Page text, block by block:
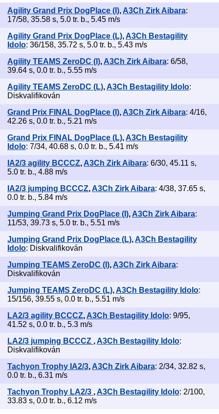
Agility Grand Prix DogPlace (I), A3Ch Zirk Aibara:
17/58, 35.58 s, 5.0 tr. b., 5.45 m/s
Agility Grand Prix DogPlace (L),A3Ch Bestagility
Idolo: 36/158, 35.72 s, 5.0 tr. b., 5.43 m/s
Agility TEAMS ZeroDC (I), A3Ch Zirk Aibara: 6/58,
39.64 s, 0.0 tr. b., 5.55 m/s
Agility TEAMS ZeroDC (L),A3Ch Bestagility Idolo:
Diskvalifikován
Grand Prix FINAL DogPlace (I), A3Ch Zirk Aibara: 4/16,
42.26 s, 0.0 tr. b., 5.21 m/s
Grand Prix FINAL DogPlace (L),A3Ch Bestagility
Idolo: 7/34, 40.68 s, 0.0 tr. b., 5.41 m/s
IA2/3 agility BCCCZ, A3Ch Zirk Aibara: 6/30, 45.11 s,
5.0 tr. b., 4.88 m/s
IA2/3 jumping BCCCZ,A3Ch Zirk Aibara: 4/38, 37.65 s,
0.0 tr. b., 5.84 m/s
Jumping Grand Prix DogPlace (I), A3Ch Zirk Aibara:
11/53, 39.73 s, 5.0 tr. b., 5.51 m/s
Jumping Grand Prix DogPlace (L),A3Ch Bestagility
Idolo: Diskvalifikován
Jumping TEAMS ZeroDC (I), A3Ch Zirk Aibara:
Diskvalifikován
Jumping TEAMS ZeroDC (L),A3Ch Bestagility Idolo:
15/156, 39.55 s, 0.0 tr. b., 5.51 m/s
LA2/3 agility BCCCZ, A3Ch Bestagility Idolo: 9/95,
41.52 s, 0.0 tr. b., 5.3 m/s
LA2/3 jumping BCCCZ ,A3Ch Bestagility Idolo:
Diskvalifikován
Tachyon Trophy IA2/3, A3Ch Zirk Aibara: 2/34, 32.82 s,
0.0 tr. b., 6.31 m/s
Tachyon Trophy LA2/3 ,A3Ch Bestagility Idolo: 2/100,
33.83 s, 0.0 tr. b., 6.12 m/s